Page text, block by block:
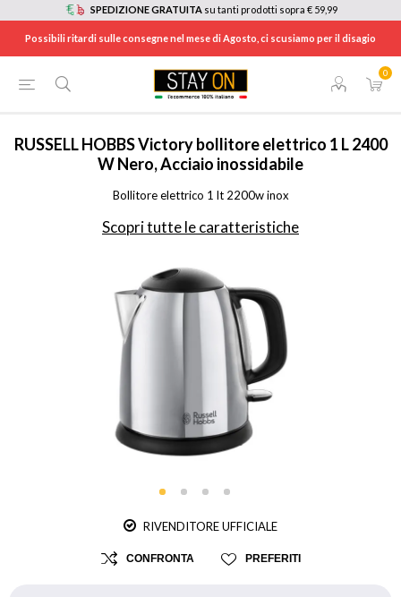
SPEDIZIONE GRATUITA su tanti prodotti sopra € 59,99
Possibili ritardi sulle consegne nel mese di Agosto, ci scusiamo per il disagio
0
ELETTRODOMESTICI / ELETTRODOMESTICI DA CUCINA
RUSSELL HOBBSVictory bollitore elettrico 1 L 2400
W Nero, Acciaio inossidabile
Bollitore elettrico 1 lt 2200w inox
Scopri tutte le caratteristiche
RIVENDITORE UFFICIALE
CONFRONTA PREFERITI